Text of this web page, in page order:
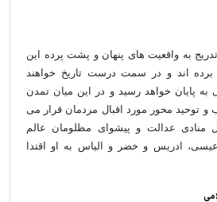
به واقعیت های پنهان و پشت پرده این
اند و در سمت درست تاریخ خواهند
به پایان خواهد رسید و در این میان تمدن
توحید محور مورد اقبال مردمان قرار می
منادی عدالت و پیشوای مظلومان عالم
ادریس و خضر و الیاس به او اقتدا